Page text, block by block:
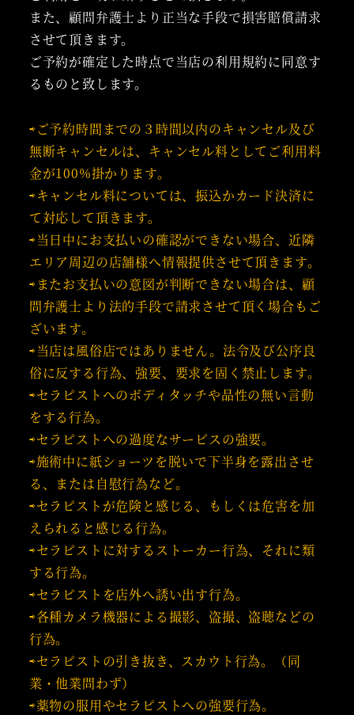
また、顧問弁護士より正当な手段で損害賠償請求
させて頂きます。
ご予約が確定した時点で当店の利用規約に同意す
るものと致します。
⇨ご予約時間までの３時間以内のキャンセル及び
無断キャンセルは、キャンセル料としてご利用料
金が100%掛かります。
⇨キャンセル料については、振込かカード決済に
て対応して頂きます。
⇨当日中にお支払いの確認ができない場合、近隣
エリア周辺の店舗様へ情報提供させて頂きます。
⇨またお支払いの意図が判断できない場合は、顧
問弁護士より法的手段で請求させて頂く場合もご
ざいます。
⇨当店は風俗店ではありません。法令及び公序良
俗に反する行為、強要、要求を固く禁止します。
⇨セラピストへのボディタッチや品性の無い言動
をする行為。
⇨セラピストへの過度なサービスの強要。
⇨施術中に紙ショーツを脱いで下半身を露出させ
る、または自慰行為など。
⇨セラピストが危険と感じる、もしくは危害を加
えられると感じる行為。
⇨セラピストに対するストーカー行為、それに類
する行為。
⇨セラピストを店外へ誘い出す行為。
⇨各種カメラ機器による撮影、盗撮、盗聴などの
行為。
⇨セラピストの引き抜き、スカウト行為。（同
業・他業問わず）
⇨薬物の服用やセラピストへの強要行為。